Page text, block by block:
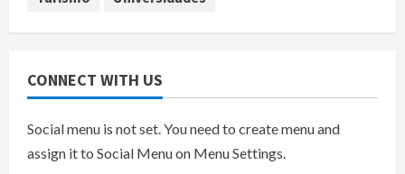
CONNECT WITH US
Social menu is not set. You need to create menu and
assign it to Social Menu on Menu Settings.